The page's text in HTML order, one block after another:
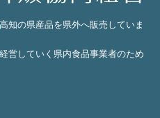
知の県産品を県外へ販売していま
営していく県内食品事業者のため